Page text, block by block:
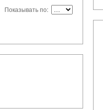
Показывать по: